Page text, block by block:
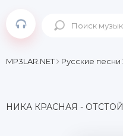
MP3LAR.NET Русские песни
НИКА КРАСНАЯ - ОТСТОЙ